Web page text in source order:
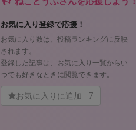
お気に入り登録で応援！
お気に入り数は、投稿ランキングに反映
されます。
登録した記事は、お気に入り一覧からい
つでも好きなときに閲覧できます。
お気に入りに追加 7